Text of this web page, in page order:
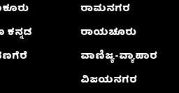
ಕನ್ನಡ
ರಾಮನಗರ
ರಾಯಚೂರು
ವಾಣಿಜ್ಯ-ವ್ಯಾಪಾರ
ವಿಜಯನಗರ